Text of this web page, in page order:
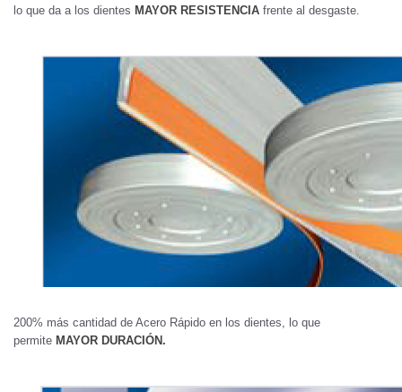
lo que da a los dientes MAYOR RESISTENCIA frente al desgaste.
200% más cantidad de Acero Rápido en los dientes, lo que
permite MAYOR DURACIÓN.